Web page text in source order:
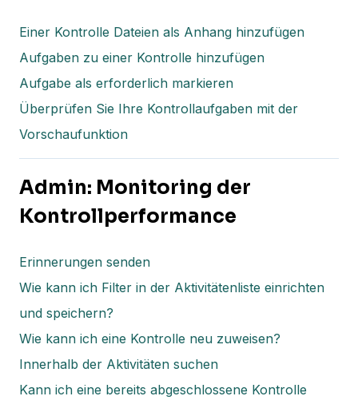
Einer Kontrolle Dateien als Anhang hinzufügen
Aufgaben zu einer Kontrolle hinzufügen
Aufgabe als erforderlich markieren
Überprüfen Sie Ihre Kontrollaufgaben mit der
Vorschaufunktion
Admin: Monitoring der
Kontrollperformance
Erinnerungen senden
Wie kann ich Filter in der Aktivitätenliste einrichten
und speichern?
Wie kann ich eine Kontrolle neu zuweisen?
Innerhalb der Aktivitäten suchen
Kann ich eine bereits abgeschlossene Kontrolle